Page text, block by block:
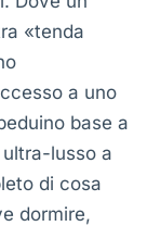
«tenda
a uno
base a
lusso a
di cosa
dormire,